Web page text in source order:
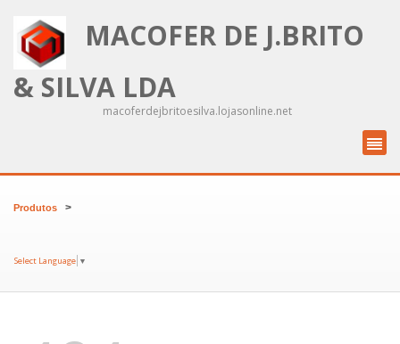
MACOFER DE J.BRITO
& SILVA LDA
macoferdejbritoesilva.lojasonline.net
Produtos >
Select Language ▼